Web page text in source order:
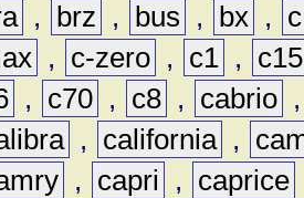
, brz , bus , bx ,
c
, c-zero , c1 ,
c15
, c70 , c8 , cabrio
, california ,
, capri , caprice